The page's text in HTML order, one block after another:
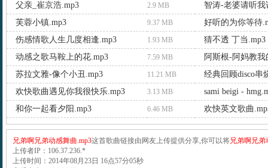
父亲_崔京浩.mp3
2.9 MB
智涛-老婆请听我
芙蓉小镇.mp3
9.37 MB
好听的为你等待
伤感情歌人生几度相逢.mp3
1.93 MB
猜不透 丁当.mp3
动感之歌马鞍上的花.mp3
7.59 MB
阿斯根-阿妈教我
苏拉文雅-像个小丑.mp3
11.21 MB
经典回顾disco串
欢快歌曲遇见你我很快乐.mp3
3.13 MB
sami beigi -
和你一起看夕阳.mp3
6.46 MB 欢快英文歌曲
兄弟啊兄弟动感舞曲.mp3这首歌曲链接由网友上传提供分享,你可以将兄弟啊兄弟
上传者IP：106.37.236.*
上传时间：2014年08月23日 16点57分05秒